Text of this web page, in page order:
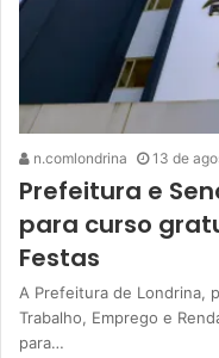
n.comlondrina 13 de
Prefeitura e
para curso
Festas
A Prefeitura de Londrina,
Trabalho, Emprego e
para…